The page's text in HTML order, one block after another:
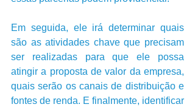
Em seguida, ele irá determinar quais
são as atividades chave que precisam
ser realizadas para que ele possa
atingir a proposta de valor da empresa,
quais serão os canais de distribuição e
fontes de renda. E finalmente, identificar